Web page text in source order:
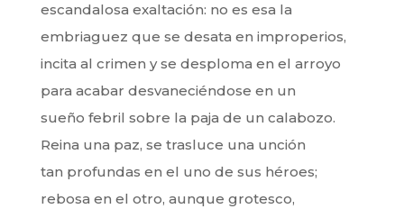
escandalosa exaltación: no es esa la
embriaguez que se desata en improperios,
incita al crimen y se desploma en el arroyo
para acabar desvaneciéndose en un
sueño febril sobre la paja de un calabozo.
Reina una paz, se trasluce una unción
tan profundas en el uno de sus héroes;
rebosa en el otro, aunque grotesco,